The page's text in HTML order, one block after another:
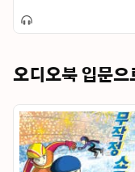
오디오북 입문으